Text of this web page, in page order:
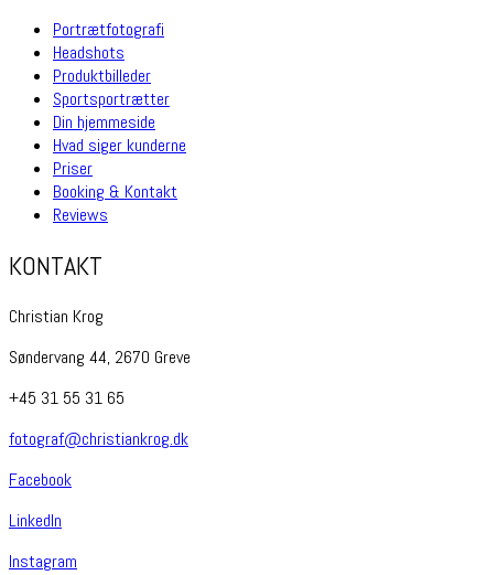
Portrætfotografi
Headshots
Produktbilleder
Sportsportrætter
Din hjemmeside
Hvad siger kunderne
Priser
Booking & Kontakt
Reviews
KONTAKT
Christian Krog
Søndervang 44, 2670 Greve
+45 31 55 31 65
fotograf@christiankrog.dk
Facebook
Linkedln
Instagram